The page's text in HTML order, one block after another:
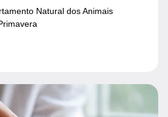
Natural dos Animais